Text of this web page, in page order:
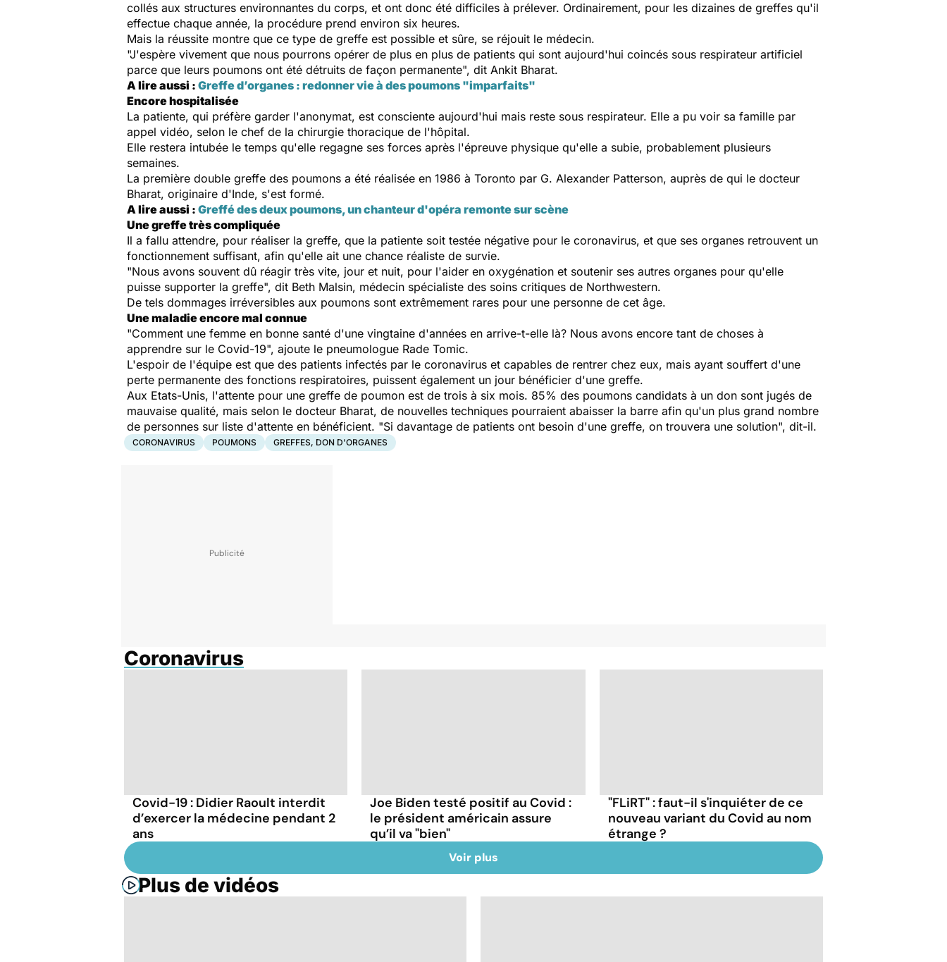
collés aux structures environnantes du corps, et ont donc été difficiles à prélever. Ordinairement, pour les dizaines de greffes qu'il
effectue chaque année, la procédure prend environ six heures.
Mais la réussite montre que ce type de greffe est possible et sûre, se réjouit le médecin.
"J'espère vivement que nous pourrons opérer de plus en plus de patients qui sont aujourd'hui coincés sous respirateur artificiel
parce que leurs poumons ont été détruits de façon permanente", dit Ankit Bharat.
A lire aussi : Greffe d’organes : redonner vie à des poumons "imparfaits"
Encore hospitalisée
La patiente, qui préfère garder l'anonymat, est consciente aujourd'hui mais reste sous respirateur. Elle a pu voir sa famille par
appel vidéo, selon le chef de la chirurgie thoracique de l'hôpital.
Elle restera intubée le temps qu'elle regagne ses forces après l'épreuve physique qu'elle a subie, probablement plusieurs
semaines.
La première double greffe des poumons a été réalisée en 1986 à Toronto par G. Alexander Patterson, auprès de qui le docteur
Bharat, originaire d'Inde, s'est formé.
A lire aussi : Greffé des deux poumons, un chanteur d'opéra remonte sur scène
Une greffe très compliquée
Il a fallu attendre, pour réaliser la greffe, que la patiente soit testée négative pour le coronavirus, et que ses organes retrouvent un
fonctionnement suffisant, afin qu'elle ait une chance réaliste de survie.
"Nous avons souvent dû réagir très vite, jour et nuit, pour l'aider en oxygénation et soutenir ses autres organes pour qu'elle
puisse supporter la greffe", dit Beth Malsin, médecin spécialiste des soins critiques de Northwestern.
De tels dommages irréversibles aux poumons sont extrêmement rares pour une personne de cet âge.
Une maladie encore mal connue
"Comment une femme en bonne santé d'une vingtaine d'années en arrive-t-elle là? Nous avons encore tant de choses à
apprendre sur le Covid-19", ajoute le pneumologue Rade Tomic.
L'espoir de l'équipe est que des patients infectés par le coronavirus et capables de rentrer chez eux, mais ayant souffert d'une
perte permanente des fonctions respiratoires, puissent également un jour bénéficier d'une greffe.
Aux Etats-Unis, l'attente pour une greffe de poumon est de trois à six mois. 85% des poumons candidats à un don sont jugés de
mauvaise qualité, mais selon le docteur Bharat, de nouvelles techniques pourraient abaisser la barre afin qu'un plus grand nombre
de personnes sur liste d'attente en bénéficient. "Si davantage de patients ont besoin d'une greffe, on trouvera une solution", dit-il.
CORONAVIRUS POUMONS GREFFES, DON D'ORGANES
Coronavirus
Covid-19 : Didier Raoult interdit
d’exercer la médecine pendant 2
ans
Joe Biden testé positif au Covid :
le président américain assure
qu’il va "bien"
"FLiRT" : faut-il s'inquiéter de ce
nouveau variant du Covid au nom
étrange ?
Voir plus
Plus de vidéos